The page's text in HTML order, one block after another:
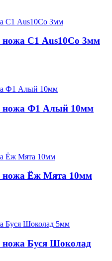
ножа С1 Aus10Co 3мм
ножа Ф1 Алый 10мм
ножа Ёж Мята 10мм
ножа Буся Шоколад